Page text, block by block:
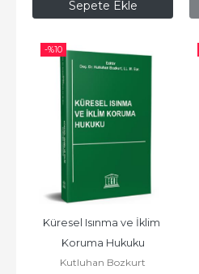
Sepete Ekle
-%10
Küresel Isınma ve İklim
Koruma Hukuku
Kutluhan Bozkurt